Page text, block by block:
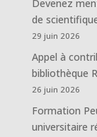
Devenez
de
29 juin 2026
Appel à
bibliothèque
26 juin 2026
Formation
universitaire